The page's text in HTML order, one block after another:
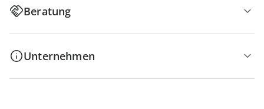
Beratung
Unternehmen